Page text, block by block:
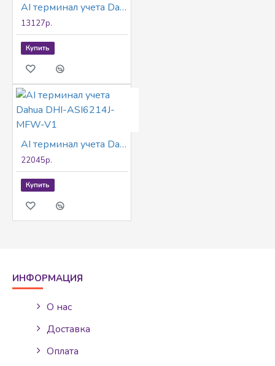
AI терминал учета Dahua DHI-ASI6213S-PW
13127р.
Купить
AI терминал учета Dahua DHI-ASI6214J-MFW-V1
22045р.
Купить
ИНФОРМАЦИЯ
О нас
Доставка
Оплата